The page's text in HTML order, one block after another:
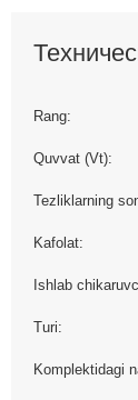
Rang:
Quvvat (Vt):
Tezliklarning
Kafolat:
Ishlab
Turi:
Komplektidagi